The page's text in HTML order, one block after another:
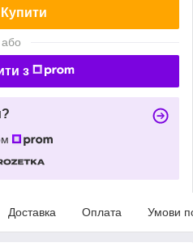
Купити
або
з
Доставка Оплата Умови